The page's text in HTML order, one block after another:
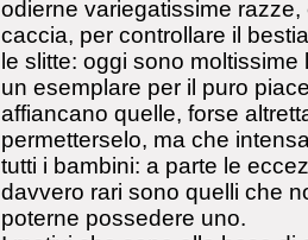
odierne variegatissime
caccia, per controllare il
le slitte: oggi sono
un esemplare per il puro
affiancano quelle, forse
permetterselo, ma che
tutti i bambini: a parte le
davvero rari sono quelli che
poterne possedere uno.